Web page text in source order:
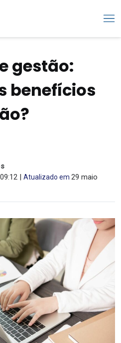
gestão:
benefícios
| Atualizado em 29 maio